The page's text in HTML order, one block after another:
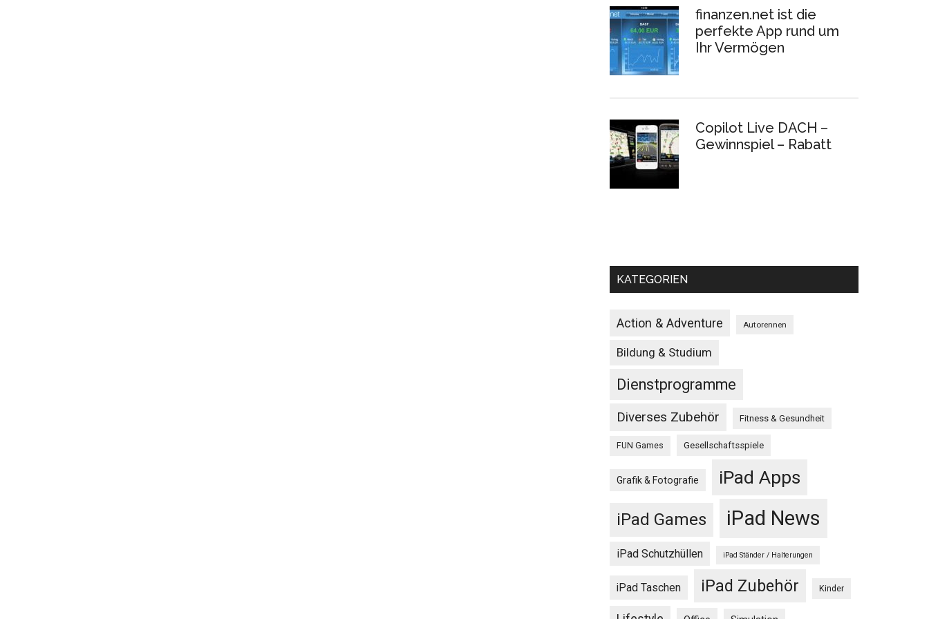
finanzen.net ist die
perfekte App rund um
Ihr Vermögen
Copilot Live DACH –
Gewinnspiel – Rabatt
KATEGORIEN
Action & Adventure Autorennen
Bildung & Studium
Dienstprogramme
Diverses Zubehör Fitness & Gesundheit
FUN Games Gesellschaftsspiele
Grafik & Fotografie iPad Apps
iPad Games iPad News
iPad Schutzhüllen iPad Ständer / Halterungen
iPad Taschen iPad Zubehör Kinder